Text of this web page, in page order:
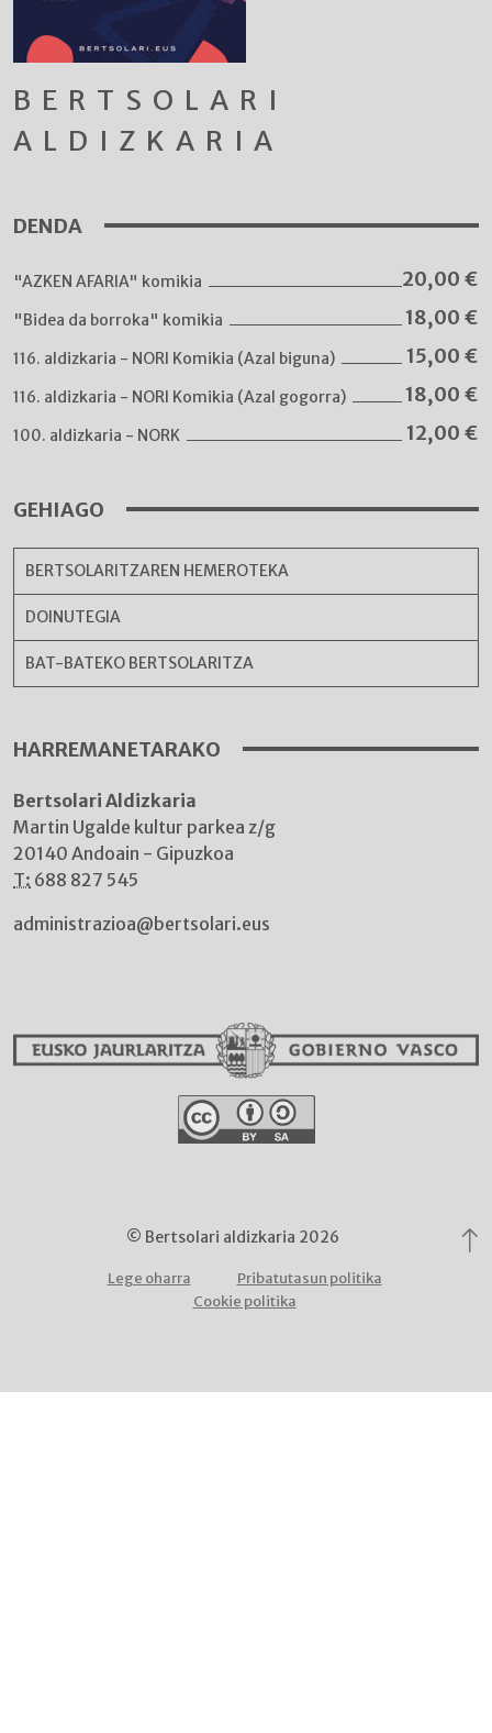
BERTSOLARI
ALDIZKARIA
DENDA
"AZKEN AFARIA" komikia 20,00 €
"Bidea da borroka" komikia 18,00 €
116. aldizkaria - NORI Komikia (Azal biguna) 15,00 €
116. aldizkaria - NORI Komikia (Azal gogorra) 18,00 €
100. aldizkaria - NORK 12,00 €
GEHIAGO
BERTSOLARITZAREN HEMEROTEKA
DOINUTEGIA
BAT-BATEKO BERTSOLARITZA
HARREMANETARAKO
Bertsolari Aldizkaria
Martin Ugalde kultur parkea z/g
20140 Andoain - Gipuzkoa
T: 688 827 545
administrazioa@bertsolari.eus
© Bertsolari aldizkaria 2026
Lege oharra
Pribatutasun politika
Cookie politika